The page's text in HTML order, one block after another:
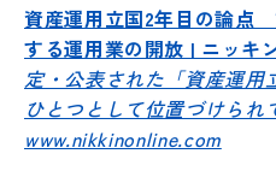
資産運用立国2年目の論
する運用業の開放 | ニッキ
定・公表された「資産運用
ひとつとして位置づけられ
www.nikkinonline.com